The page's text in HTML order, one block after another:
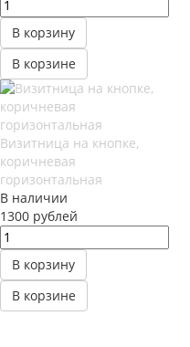
В корзину
В корзине
Визитница на кнопке,
коричневая
горизонтальная
В наличии
1300 рублей
В корзину
В корзине